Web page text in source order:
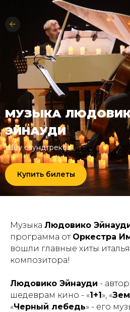
Купить билеты
МУЗЫКА
ЭЙНАУДИ
Шоу саундтреков
Музыка Людовико
программа от Оркестра
вошли главные хиты
композитора!
Людовико Эйнауди -
шедеврам кино - «1+1», «
«Черный лебедь» - его